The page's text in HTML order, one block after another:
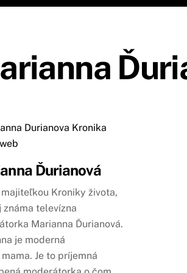
Ďurianová
majiteľkou Kroniky života,
známa televízna
Marianna Ďurianová.
je moderná
Je to príjemná